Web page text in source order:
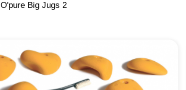
O'pure Big Jugs 2